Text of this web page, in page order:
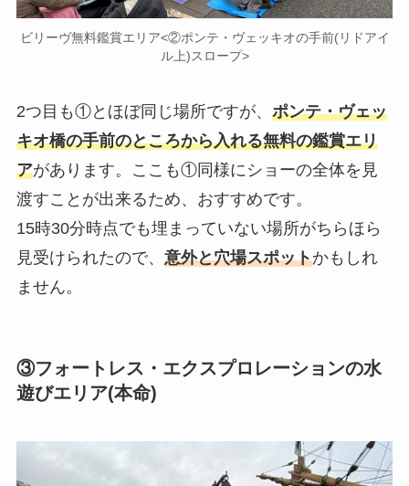
ビリーヴ無料鑑賞エリア<②ポンテ・ヴェッキオの手前(リドアイ
ル上)スロープ>
2つ目も①とほぼ同じ場所ですが、 ポンテ・ヴェッ
キオ橋の手前のところから入れる無料の鑑賞エリ
アがあります。ここも①同様にショーの全体を見
渡すことが出来るため、おすすめです。
15時30分時点でも埋まっていない場所がちらほら
見受けられたので、 意外と穴場スポットかもしれ
ません。
③フォートレス・エクスプロレーションの水
遊びエリア(本命)